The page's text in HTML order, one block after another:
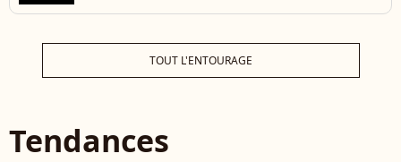
TOUT L'ENTOURAGE
Tendances